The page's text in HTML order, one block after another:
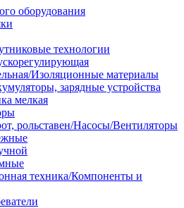
оборудования
технологии
Изоляционные материалы
зарядные устройства
мелкая
рольставен/Насосы/Вентиляторы
техника/Компоненты и